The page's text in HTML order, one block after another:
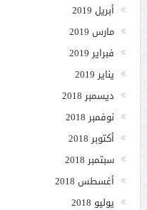
أبريل 2019
مارس 2019
فبراير 2019
يناير 2019
ديسمبر 2018
نوفمبر 2018
أكتوبر 2018
سبتمبر 2018
أغسطس 2018
يوليو 2018